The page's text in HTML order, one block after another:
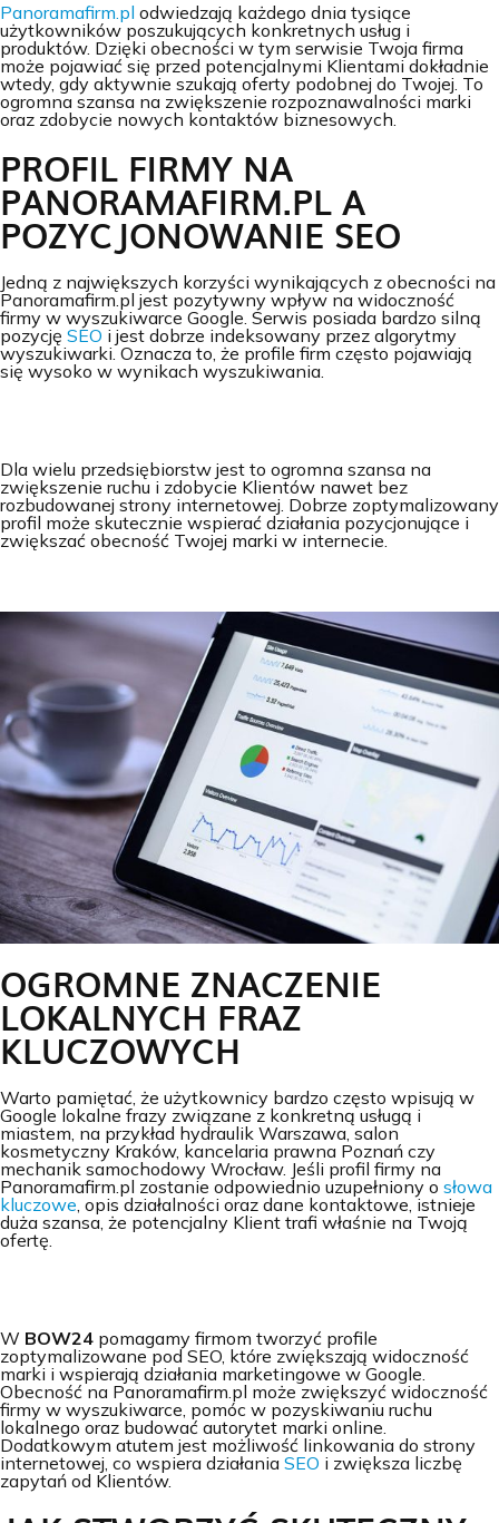
Panoramafirm.pl odwiedzają każdego dnia tysiące
użytkowników poszukujących konkretnych usług i
produktów. Dzięki obecności w tym serwisie Twoja firma
może pojawiać się przed potencjalnymi Klientami dokładnie
wtedy, gdy aktywnie szukają oferty podobnej do Twojej. To
ogromna szansa na zwiększenie rozpoznawalności marki
oraz zdobycie nowych kontaktów biznesowych.
PROFIL FIRMY NA
PANORAMAFIRM.PL A
POZYCJONOWANIE SEO
Jedną z największych korzyści wynikających z obecności na
Panoramafirm.pl jest pozytywny wpływ na widoczność
firmy w wyszukiwarce Google. Serwis posiada bardzo silną
pozycję SEO i jest dobrze indeksowany przez algorytmy
wyszukiwarki. Oznacza to, że profile firm często pojawiają
się wysoko w wynikach wyszukiwania.
Dla wielu przedsiębiorstw jest to ogromna szansa na
zwiększenie ruchu i zdobycie Klientów nawet bez
rozbudowanej strony internetowej. Dobrze zoptymalizowany
profil może skutecznie wspierać działania pozycjonujące i
zwiększać obecność Twojej marki w internecie.
OGROMNE ZNACZENIE
LOKALNYCH FRAZ
KLUCZOWYCH
Warto pamiętać, że użytkownicy bardzo często wpisują w
Google lokalne frazy związane z konkretną usługą i
miastem, na przykład hydraulik Warszawa, salon
kosmetyczny Kraków, kancelaria prawna Poznań czy
mechanik samochodowy Wrocław. Jeśli profil firmy na
Panoramafirm.pl zostanie odpowiednio uzupełniony o słowa
kluczowe , opis działalności oraz dane kontaktowe, istnieje
duża szansa, że potencjalny Klient trafi właśnie na Twoją
ofertę.
W BOW24 pomagamy firmom tworzyć profile
zoptymalizowane pod SEO, które zwiększają widoczność
marki i wspierają działania marketingowe w Google.
Obecność na Panoramafirm.pl może zwiększyć widoczność
firmy w wyszukiwarce, pomóc w pozyskiwaniu ruchu
lokalnego oraz budować autorytet marki online.
Dodatkowym atutem jest możliwość linkowania do strony
internetowej, co wspiera działania SEO i zwiększa liczbę
zapytań od Klientów.